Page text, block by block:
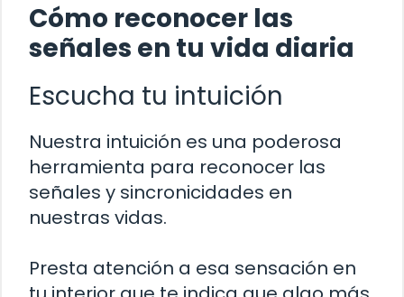
Cómo reconocer las
señales en tu vida diaria
Escucha tu intuición
Nuestra intuición es una poderosa
herramienta para reconocer las
señales y sincronicidades en
nuestras vidas.
Presta atención a esa sensación en